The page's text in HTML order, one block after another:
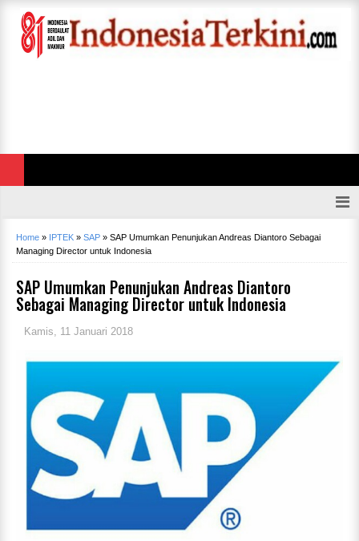
Home » IPTEK » SAP » SAP Umumkan Penunjukan Andreas Diantoro Sebagai
Managing Director untuk Indonesia
SAP Umumkan Penunjukan Andreas Diantoro
Sebagai Managing Director untuk Indonesia
Kamis, 11 Januari 2018